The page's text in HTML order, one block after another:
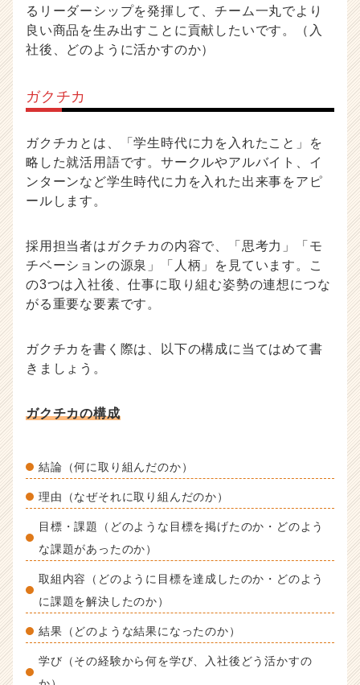
るリーダーシップを発揮して、チーム一丸でより
良い商品を生み出すことに貢献したいです。（入
社後、どのように活かすのか）
ガクチカ
ガクチカとは、「学生時代に力を入れたこと」を
略した就活用語です。サークルやアルバイト、イ
ンターンなど学生時代に力を入れた出来事をアピ
ールします。
採用担当者はガクチカの内容で、「思考力」「モ
チベーションの源泉」「人柄」を見ています。こ
の3つは入社後、仕事に取り組む姿勢の連想につな
がる重要な要素です。
ガクチカを書く際は、以下の構成に当てはめて書
きましょう。
ガクチカの構成
結論（何に取り組んだのか）
理由（なぜそれに取り組んだのか）
目標・課題（どのような目標を掲げたのか・どのよう
な課題があったのか）
取組内容（どのように目標を達成したのか・どのよう
に課題を解決したのか）
結果（どのような結果になったのか）
学び（その経験から何を学び、入社後どう活かすの